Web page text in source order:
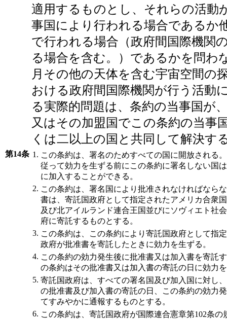
適用するものとし、それらの活動
事国により行われる場合であるか
で行われる場合（政府間国際機関
る場合を含む。）であるかを問わ
月その他の天体を含む宇宙空間の
おける政府間国際機関が行う活動
る実際的問題は、条約の当事国が
又はその加盟国でこの条約の当事
くは二以上の国と共同して解決す
第14条 1. この条約は、署名のためすべての国に開放される
従って効力を生ずる前にこの条約に署名しない国
に加入することができる。
2. この条約は、署名国により批准されなければなら
書は、寄託国政府として指定されたアメリカ合衆
及び北アイルランド連合王国並びにソヴィエト社
府に寄託するものとする。
3. この条約は、この条約により寄託国政府として指
政府が批准書を寄託したときに効力を生ずる。
4. この条約の効力発生後に批准書又は加入書を寄託
の条約はその批准書又は加入書の寄託の日に効力
5. 寄託国政府は、すべての署名国及び加入国に対し
の批准書及び加入書の寄託の日、この条約の効力
てすみやかに通報するものとする。
6. この条約は、寄託国政府が国際連合憲章第102条の